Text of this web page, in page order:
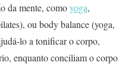
da mente, comoyoga,
ou body balance (yoga,
lo a tonificar o corpo,
enquanto conciliam o corpo